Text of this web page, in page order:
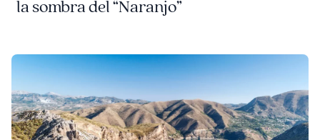
la sombra del “Naranjo”